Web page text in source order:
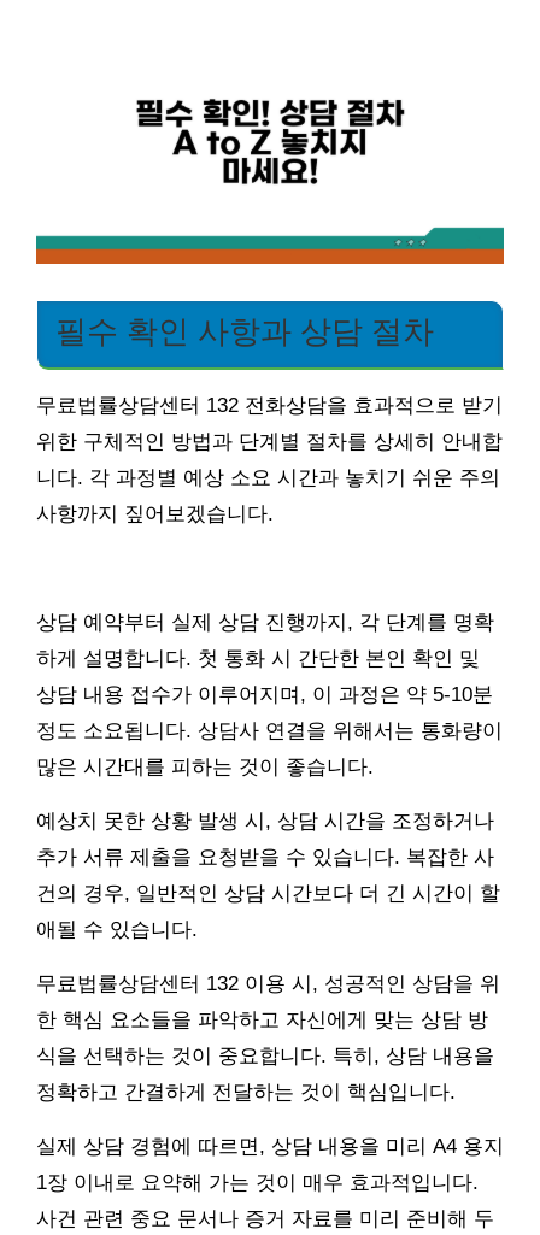
필수 확인 사항과 상담 절차
무료법률상담센터 132 전화상담을 효과적으로 받기
위한 구체적인 방법과 단계별 절차를 상세히 안내합
니다. 각 과정별 예상 소요 시간과 놓치기 쉬운 주의
사항까지 짚어보겠습니다.
상담 예약부터 실제 상담 진행까지, 각 단계를 명확
하게 설명합니다. 첫 통화 시 간단한 본인 확인 및
상담 내용 접수가 이루어지며, 이 과정은 약 5-10분
정도 소요됩니다. 상담사 연결을 위해서는 통화량이
많은 시간대를 피하는 것이 좋습니다.
예상치 못한 상황 발생 시, 상담 시간을 조정하거나
추가 서류 제출을 요청받을 수 있습니다. 복잡한 사
건의 경우, 일반적인 상담 시간보다 더 긴 시간이 할
애될 수 있습니다.
무료법률상담센터 132 이용 시, 성공적인 상담을 위
한 핵심 요소들을 파악하고 자신에게 맞는 상담 방
식을 선택하는 것이 중요합니다. 특히, 상담 내용을
정확하고 간결하게 전달하는 것이 핵심입니다.
실제 상담 경험에 따르면, 상담 내용을 미리 A4 용지
1장 이내로 요약해 가는 것이 매우 효과적입니다.
사건 관련 중요 문서나 증거 자료를 미리 준비해 두